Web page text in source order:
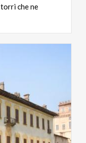
torrichene